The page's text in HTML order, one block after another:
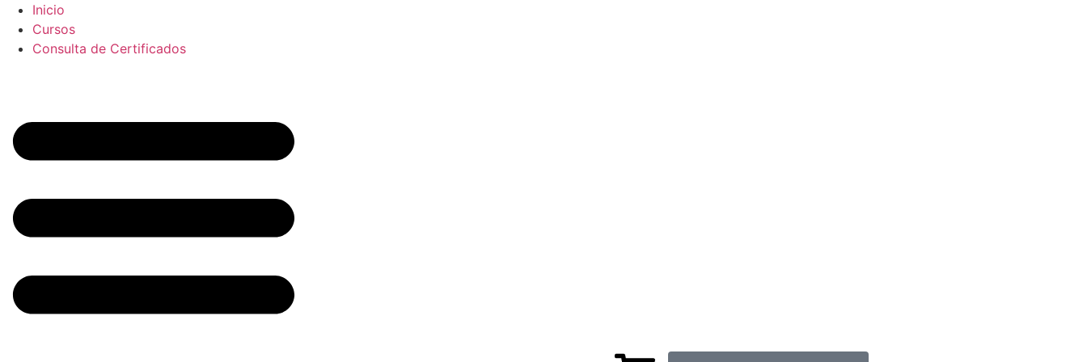
Inicio
Cursos
Consulta de Certificados